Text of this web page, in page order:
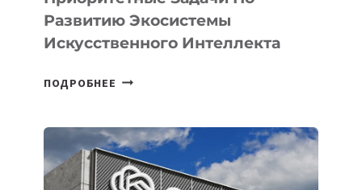
Развитию Экосистемы
Искусственного Интеллекта
ПОДРОБНЕЕ В
ПРИОРИТЕТНЫЕ
ЗАДАЧИ
ПО